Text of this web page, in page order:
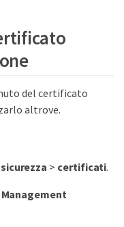
del certificato
altrove.
sicurezza > certificati.
Management